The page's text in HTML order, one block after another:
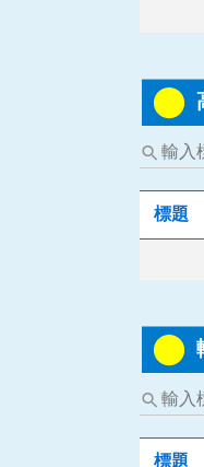
按
下
Enter
查
詢
輸
入
標
題、
關
按
下
Enter
查
詢
標題
輸
入
標
題、
標題